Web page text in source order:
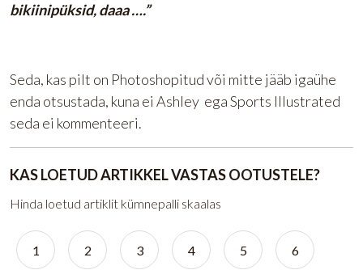
bikiinipüksid, daaa ….”
Seda, kas pilt on Photoshopitud või mitte jääb igaühe
enda otsustada, kuna ei Ashley ega Sports Illustrated
seda ei kommenteeri.
KAS LOETUD ARTIKKEL VASTAS OOTUSTELE?
Hinda loetud artiklit kümnepalli skaalas
1 2 3 4 5 6